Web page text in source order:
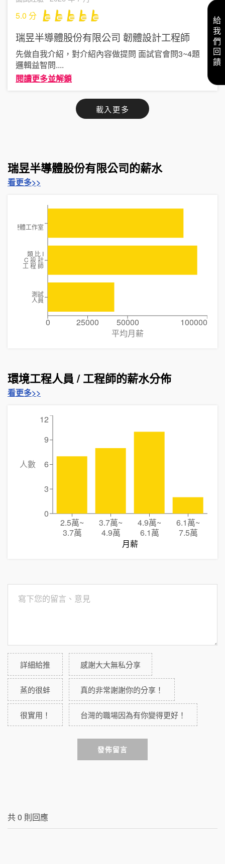
5.0 分
瑞昱半導體股份有限公司 韌體設計工程師
先做自我介紹，對介紹內容做提問 面試官會問3~4題
邏輯益智問....
閱讀更多並解鎖
載入更多
瑞昱半導體股份有限公司的薪水
看更多>>
0 25000 50000
100000
平均月薪
硬體工作室
類 比 I
C 設 計
工 程 師
測試
人員
環境工程人員 / 工程師的薪水分佈
看更多>>
2.5萬~
3.7萬
3.7萬~
4.9萬
4.9萬~
6.1萬
6.1萬~
7.5萬
月薪
0
3
6
9
12
人數
詳細給推 感謝大大無私分享
蒸的很蚌 真的非常謝謝你的分享！
很實用！ 台灣的職場因為有你變得更好！
發佈留言
共0 則回應
給我們回饋